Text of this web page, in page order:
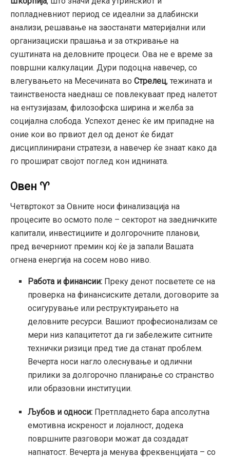
попладневниот период се идеални за длабински
анализи, решавање на заостанати материјални или
организациски прашања и за откривање на
суштината на деловните процеси. Ова не е време за
површни калкулации. Дури подоцна навечер, со
влегувањето на Месечината во Стрелец, тежината и
таинственоста наеднаш се повлекуваат пред налетот
на ентузијазам, филозофска ширина и желба за
социјална слобода. Успехот денес ќе им припадне на
оние кои во првиот дел од денот ќе бидат
дисциплинирани стратези, а навечер ќе знаат како да
го прошират својот поглед кон иднината.
Овен ♈
Четвртокот за Овните носи финализација на
процесите во осмото поле – секторот на заедничките
капитали, инвестициите и долгорочните планови,
пред вечерниот премин кој ќе ја запали Вашата
огнена енергија на сосем ново ниво.
Работа и финансии: Преку денот посветете се на
проверка на финансиските детали, договорите за
осигурување или реструктуирањето на
деловните ресурси. Вашиот професионализам се
мери низ капацитетот да ги забележите ситните
технички ризици пред тие да станат проблем.
Вечерта носи нагло олеснување и одлични
прилики за долгорочно планирање со странство
или образовни институции.
Љубов и односи: Претпладнето бара апсолутна
емотивна искреност и лојалност, додека
површните разговори можат да создадат
напнатост. Вечерта ја менува фреквенцијата – со